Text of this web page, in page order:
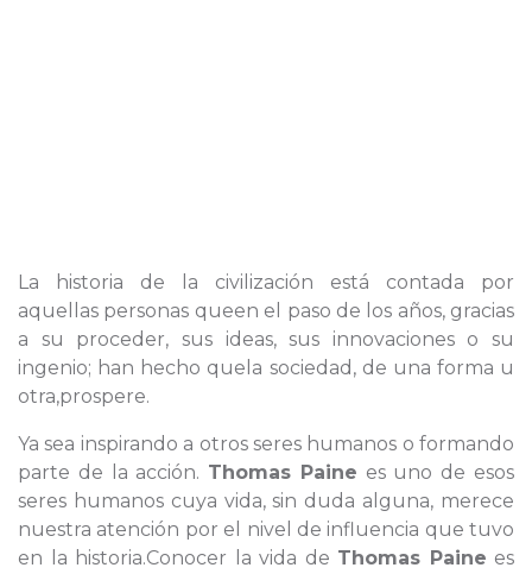
La historia de la civilización está contada por
aquellas personas queen el paso de los años, gracias
a su proceder, sus ideas, sus innovaciones o su
ingenio; han hecho quela sociedad, de una forma u
otra,prospere.
Ya sea inspirando a otros seres humanos o formando
parte de la acción. Thomas Paine es uno de esos
seres humanos cuya vida, sin duda alguna, merece
nuestra atención por el nivel de influencia que tuvo
en la historia.Conocer la vida de Thomas Paine es